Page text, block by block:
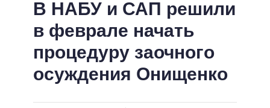
ЛЕНТА
СОБЫТИЯ
СТАТЬИ
МНЕНИЯ
ОБЗОРЫ
ДАЙДЖЕСТЫ
ПОЛИТИКА
ЭКОНОМИКА
ОБЩЕСТВО
ОБЕЩАНИЯ
ПОЛИТИКИ
ВСЕ ПОЛИТИКИ
ПРЕЗИДЕНТ И ОФИС
ВЕРХОВНАЯ РАДА
ИНФОГРАФИКА
В НАБУ и САП решили
в феврале начать
процедуру заочного
осуждения Онищенко